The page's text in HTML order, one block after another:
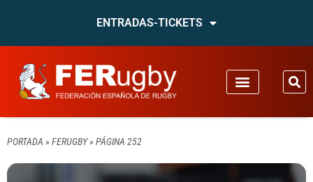
ENTRADAS-TICKETS
PORTADA » FERUGBY» PÁGINA 252